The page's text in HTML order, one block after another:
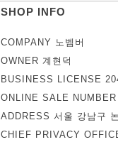
SHOP INFO
COMPANY 노벰버
OWNER 계현덕
BUSINESS LICENSE
ONLINE SALE
ADDRESS 서울 강남구
CHIEF PRIVACY